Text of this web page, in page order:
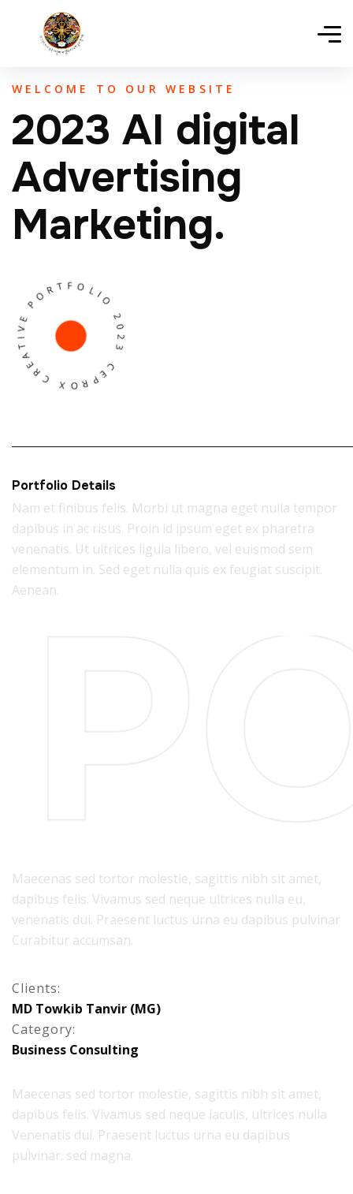
WELCOME TO OUR WEBSITE
2023 AI digital
Advertising
Marketing.
PORTFOLIO 2023
Portfolio Details
Nam et finibus felis. Morbi ut magna eget nulla tempor
dapibus in ac risus. Proin id ipsum eget ex pharetra
venenatis. Ut ultrices ligula libero, vel euismod sem
elementum in. Sed eget nulla quis ex feugiat suscipit.
Aenean.
Maecenas sed tortor molestie, sagittis nibh sit amet,
dapibus felis. Vivamus sed neque ultrices nulla eu,
venenatis dui. Praesent luctus urna eu dapibus pulvinar
Curabitur accumsan.
Clients:
MD Towkib Tanvir (MG)
Category:
Business Consulting
Maecenas sed tortor molestie, sagittis nibh sit amet,
dapibus felis. Vivamus sed neque iaculis, ultrices nulla
Venenatis dui. Praesent luctus urna eu dapibus
pulvinar. sed magna.